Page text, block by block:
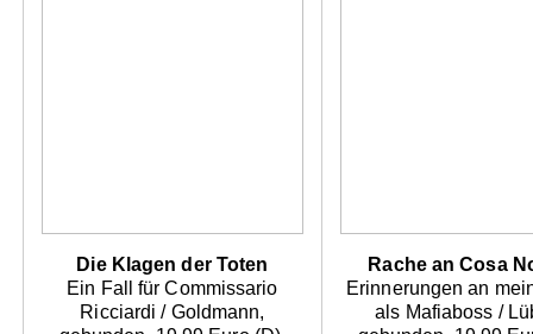
Die Klagen der Toten
Ein Fall für Commissario
Ricciardi / Goldmann,
Rache an Cosa
Erinnerungen an
als Mafiaboss /